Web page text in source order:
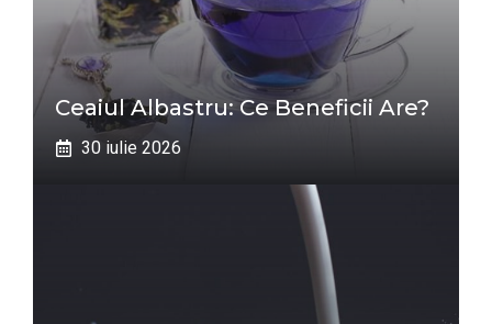
Ceaiul Albastru: Ce Beneficii Are?
30 iulie 2026